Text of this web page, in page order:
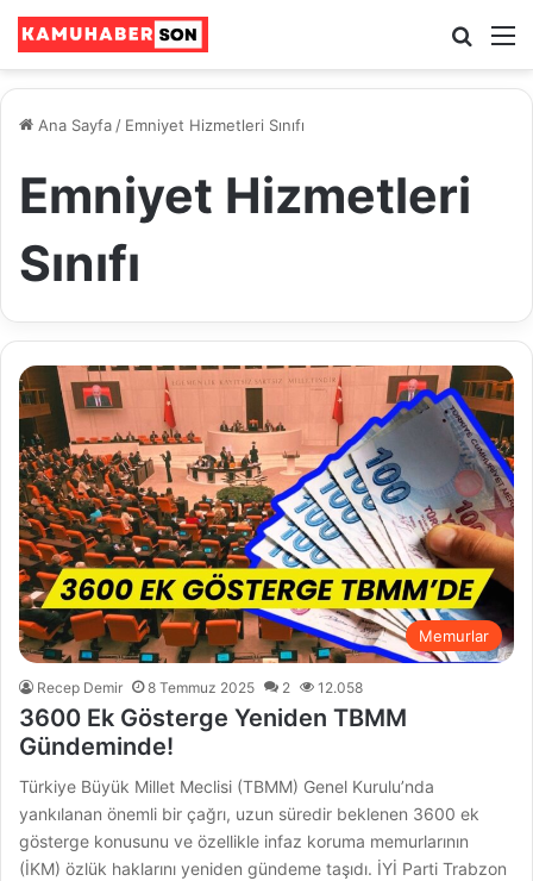
Ara
Ana Sayfa / Emniyet Hizmetleri Sınıfı
Emniyet Hizmetleri
Sınıfı
Memurlar
Recep Demir 8 Temmuz 2025 2 12.058
3600 Ek Gösterge Yeniden TBMM
Gündeminde!
Türkiye Büyük Millet Meclisi (TBMM) Genel Kurulu’nda
yankılanan önemli bir çağrı, uzun süredir beklenen 3600 ek
gösterge konusunu ve özellikle infaz koruma memurlarının
(İKM) özlük haklarını yeniden gündeme taşıdı. İYİ Parti Trabzon